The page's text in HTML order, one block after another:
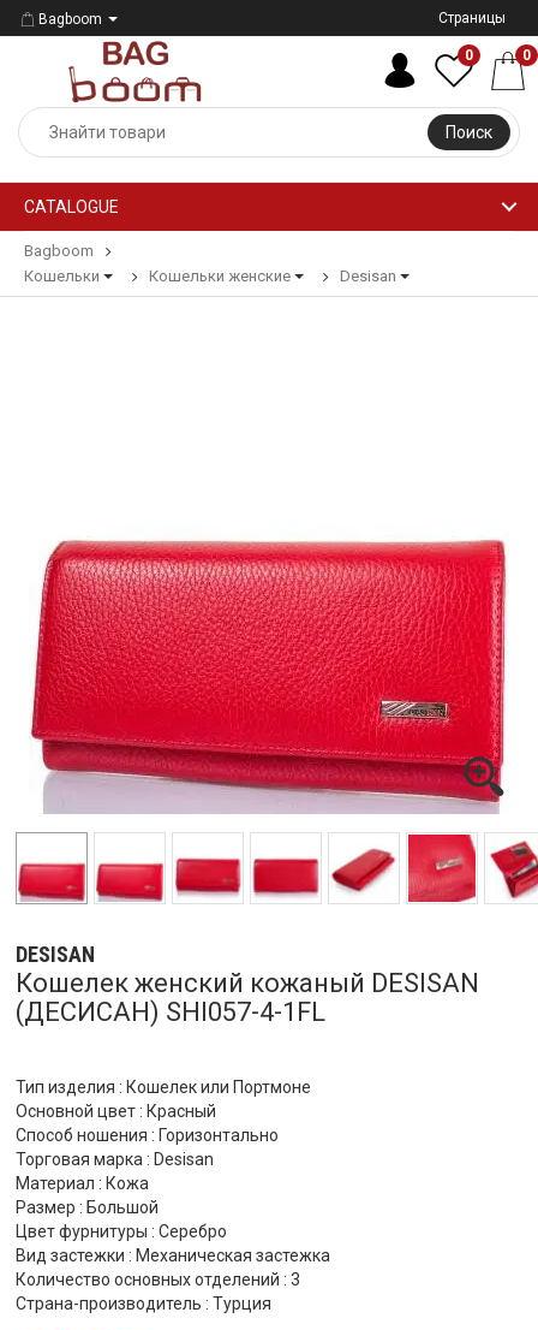
Bagboom Страницы
Поиск
0 0
CATALOGUE
Bagboom
Кошельки
Кошельки женские Desisan
DESISAN
Кошелек женский кожаный DESISAN
(ДЕСИСАН) SHI057-4-1FL
Тип изделия : Кошелек или Портмоне
Основной цвет : Красный
Способ ношения : Горизонтально
Торговая марка : Desisan
Материал : Кожа
Размер : Большой
Цвет фурнитуры : Серебро
Вид застежки : Механическая застежка
Количество основных отделений : 3
Страна-производитель : Турция